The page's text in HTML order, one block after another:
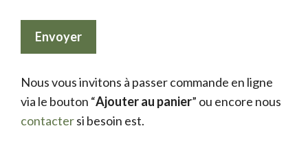
Nous vous invitons à passer commande en ligne
via le bouton “Ajouter au panier” ou encore nous
contactersi besoin est.